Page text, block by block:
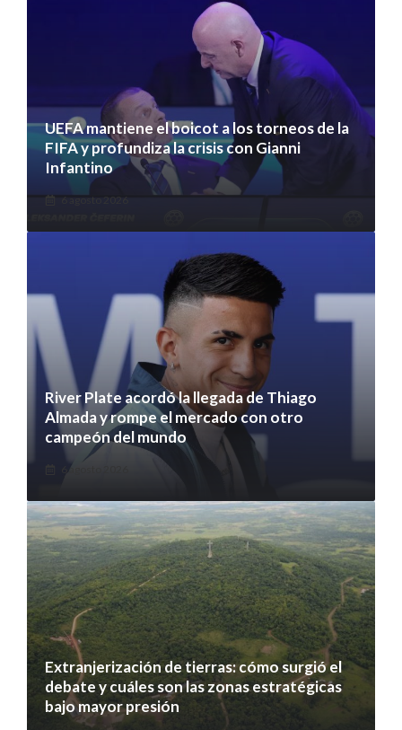
UEFA mantiene el boicot a los torneos de la
FIFA y profundiza la crisis con Gianni
Infantino
6 agosto 2026
River Plate acordó la llegada de Thiago
Almada y rompe el mercado con otro
campeón del mundo
6 agosto 2026
Extranjerización de tierras: cómo surgió el
debate y cuáles son las zonas estratégicas
bajo mayor presión